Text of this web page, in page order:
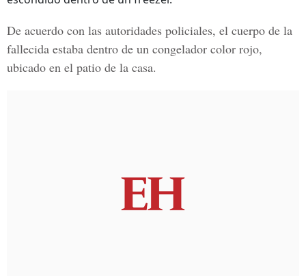
De acuerdo con las autoridades policiales, el cuerpo de la
fallecida estaba dentro de un congelador color rojo,
ubicado en el patio de la casa.